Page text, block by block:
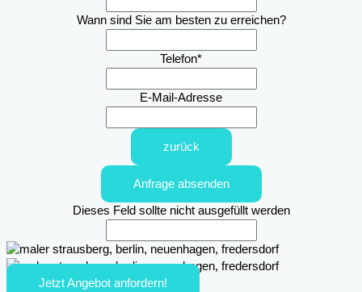
Wann sind Sie am besten zu erreichen?
Telefon*
E-Mail-Adresse
zurück
Anfrage absenden
Dieses Feld sollte nicht ausgefüllt werden
Jetzt Angebot anfordern!